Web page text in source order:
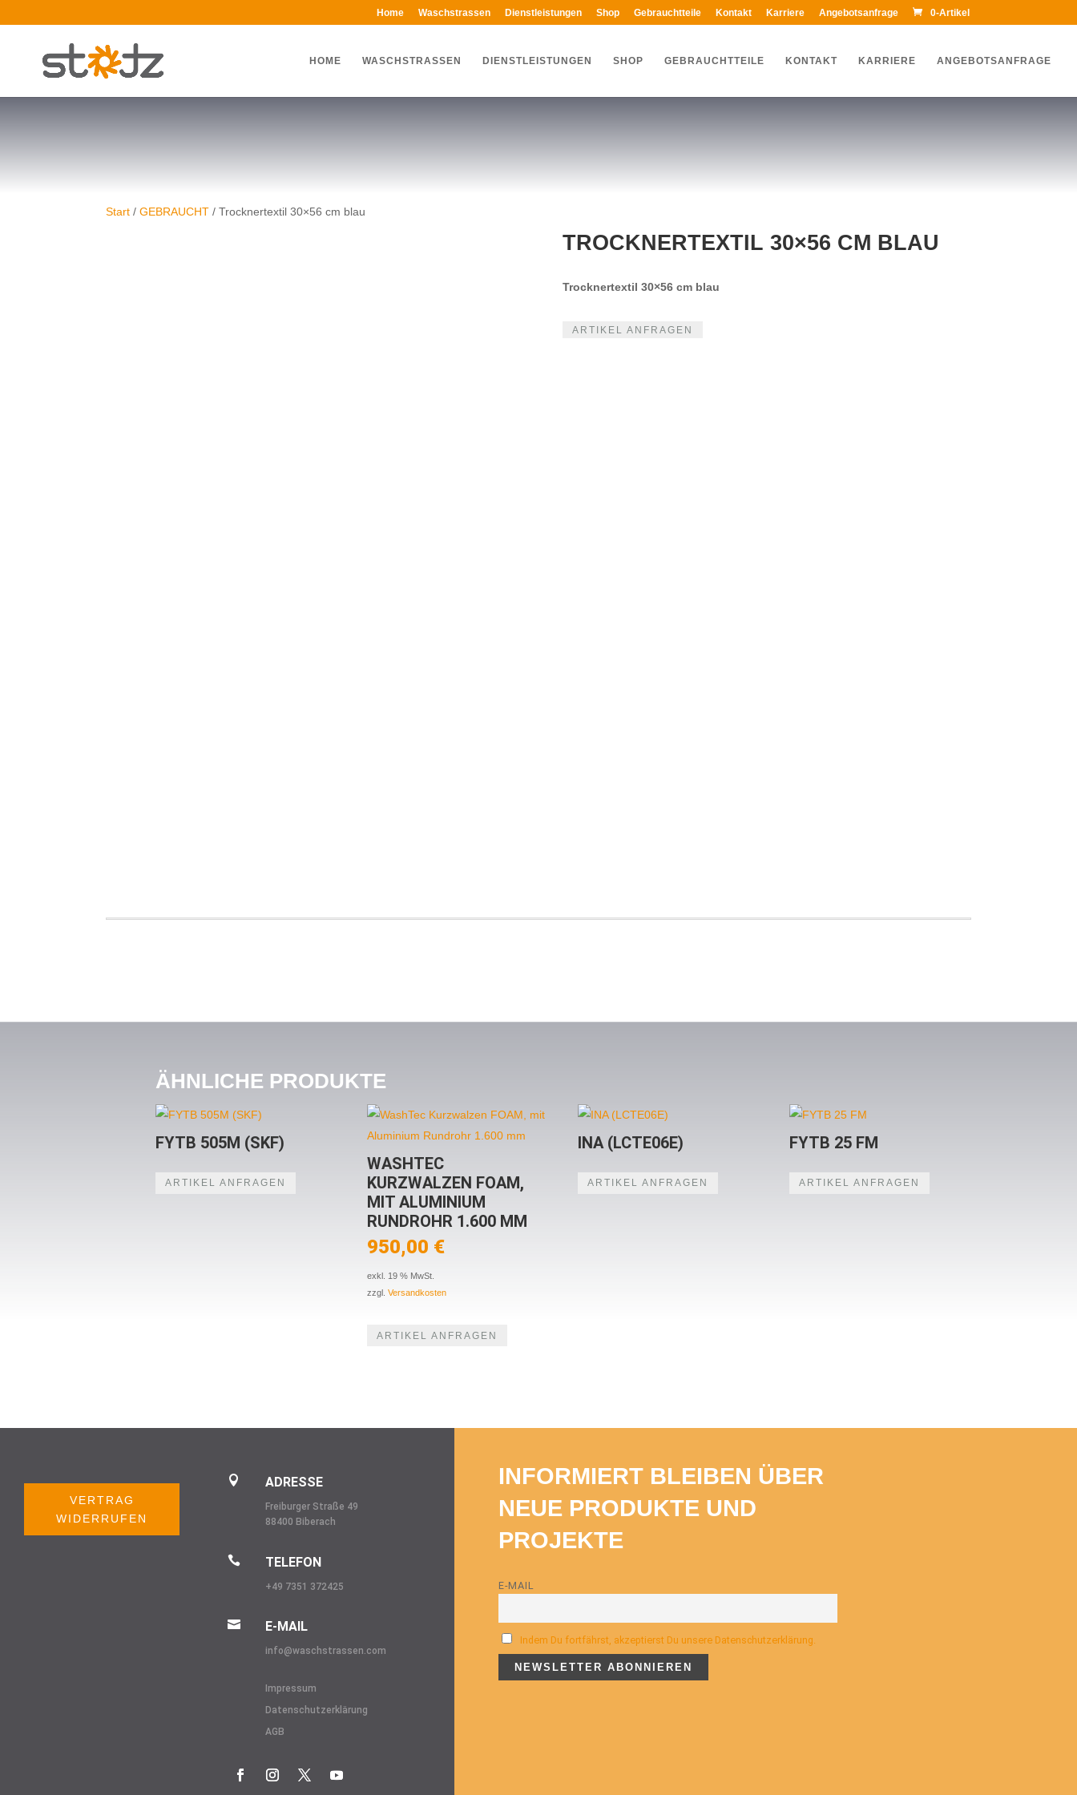
Home Waschstrassen Dienstleistungen Shop Gebrauchtteile Kontakt Karriere Angebotsanfrage 0-Artikel
HOME WASCHSTRASSEN DIENSTLEISTUNGEN SHOP GEBRAUCHTTEILE KONTAKT KARRIERE ANGEBOTSANFRAGE
Start / GEBRAUCHT / Trocknertextil 30×56 cm blau
TROCKNERTEXTIL 30×56 CM BLAU
Trocknertextil 30×56 cm blau
ARTIKEL ANFRAGEN
ÄHNLICHE PRODUKTE
FYTB 505M (SKF)
ARTIKEL ANFRAGEN
WASHTEC
KURZWALZEN FOAM,
MIT ALUMINIUM
RUNDROHR 1.600 MM
950,00 €
exkl. 19 % MwSt.
zzgl. Versandkosten
ARTIKEL ANFRAGEN
INA (LCTE06E)
ARTIKEL ANFRAGEN
FYTB 25 FM
ARTIKEL ANFRAGEN
VERTRAG
WIDERRUFEN
 ADRESSE
Freiburger Straße 49
88400 Biberach
 TELEFON
+49 7351 372425
 E-MAIL
info@waschstrassen.com
Impressum
Datenschutzerklärung
AGB
INFORMIERT BLEIBEN ÜBER
NEUE PRODUKTE UND
PROJEKTE
E-MAIL
Indem Du fortfährst, akzeptierst Du unsere Datenschutzerklärung.